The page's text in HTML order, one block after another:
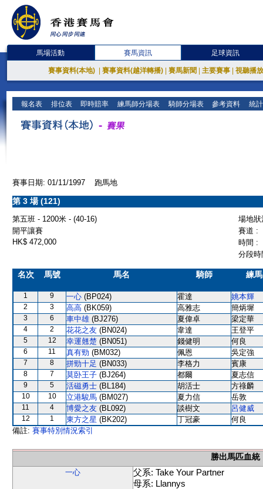
馬場活動 賽馬資訊 足球資訊
賽事資料(本地) 賽事資料(越洋轉播) 賽馬新聞 主要賽事 視聽播
報名表 排位表 即時賠率 練馬師分場表 騎師分場表 參考資料 統
賽事日期: 01/11/1997 跑馬地
第 3 場 (121)
第五班 - 1200米 - (40-16)
場地
開平讓賽
賽道 :
HK$ 472,000
時間 :
分段
名次 馬號 馬名 騎師 練
1 9 一心 (BP024) 霍達 姚本輝
2 3 高高 (BK059) 高雅志 簡炳墀
3 6 車中雄 (BJ276) 夏偉卓 梁定華
4 2 花花之友 (BN024) 韋達 王登平
5 12 幸運翹楚 (BN051) 錢健明 何良
6 11 真有勁 (BM032) 佩恩 吳定強
7 8 拼勁十足 (BN033) 李格力 賓康
8 7 莫卧王子 (BJ264) 都爾 夏志信
9 5 活磁勇士 (BL184) 胡活士 方祿麟
10 10 立港駿馬 (BM027) 夏力信 岳敦
11 4 博愛之友 (BL092) 談樹文 呂健威
12 1 東方之星 (BK202) 丁冠豪
何良
備註: 賽事特別情況索引
勝出馬匹血統
一心
父系: Take Your Partner
母系: Llannys